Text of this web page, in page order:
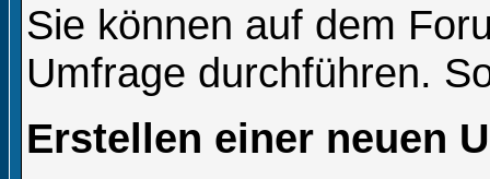
Sie können auf dem
Umfrage durchführen.
Erstellen einer neuen